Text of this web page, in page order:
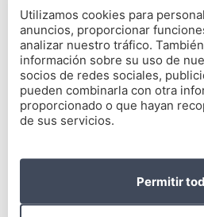
Especialista en
Utilizamos cookies para
anuncios, proporcionar
analizar nuestro tráfico.
información sobre su uso de
socios de redes sociales,
pueden combinarla con otra
proporcionado o que hayan
de sus servicios.
Permitir